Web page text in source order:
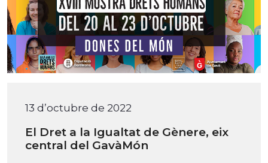
13 d’octubre de 2022
El Dret a la Igualtat de Gènere, eix
central del GavàMón